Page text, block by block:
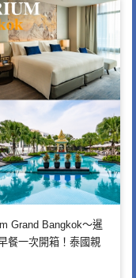
Grand Bangkok～暹
餐一次開箱！泰國親